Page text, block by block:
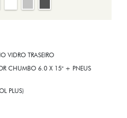
VIDRO TRASEIRO
CHUMBO 6.0 X 15" + PNEUS
PLUS)